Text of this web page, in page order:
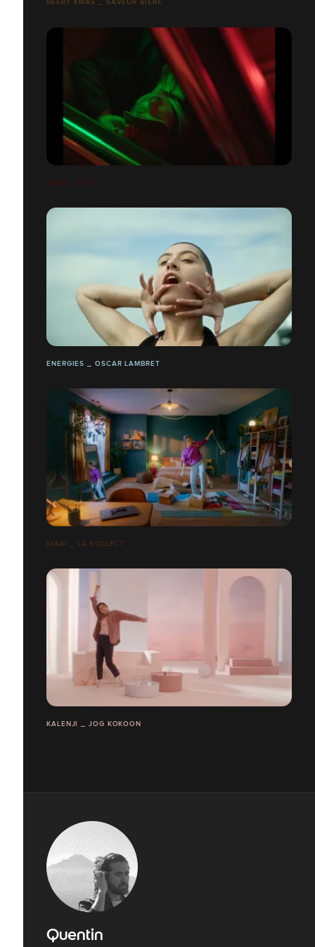
BEERY XMAS _ SAVEUR BIÈRE
TAUR _ CLIP
ENERGIES _ OSCAR LAMBRET
KIABI _ LA KOLLECT
KALENJI _ JOG KOKOON
Quentin